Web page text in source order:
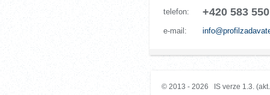
telefon: +420 583
e-mail:
© 2013 - 2026 IS verze 1.3.